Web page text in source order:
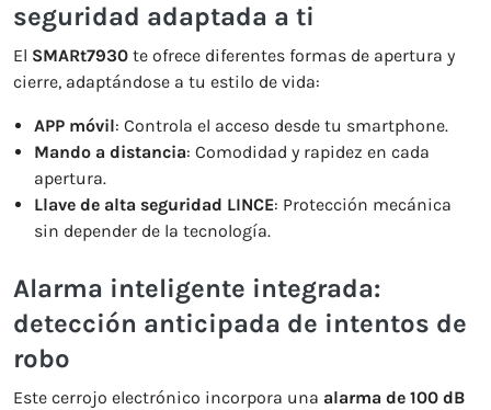
seguridad adaptada a ti
El SMARt7930 te ofrece diferentes formas de apertura y
cierre, adaptándose a tu estilo de vida:
APP móvil: Controla el acceso desde tu smartphone.
Mando a distancia: Comodidad y rapidez en cada
apertura.
Llave de alta seguridad LINCE: Protección mecánica
sin depender de la tecnología.
Alarma inteligente integrada:
detección anticipada de intentos de
robo
Este cerrojo electrónico incorpora una alarma de 100 dB